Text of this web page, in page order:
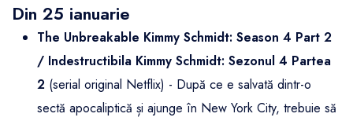
Din 25 ianuarie
The Unbreakable Kimmy Schmidt: Season 4 Part 2
/ Indestructibila Kimmy Schmidt: Sezonul 4 Partea
2 (serial original Netflix) - După ce e salvată dintr-o
sectă apocaliptică și ajunge în New York City, trebuie să